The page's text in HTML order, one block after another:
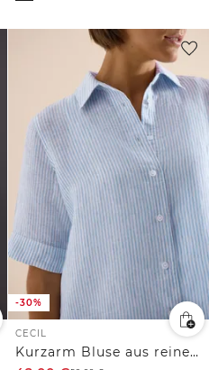
-30%
CECIL
Kurzarm Bluse aus reinem Leinen